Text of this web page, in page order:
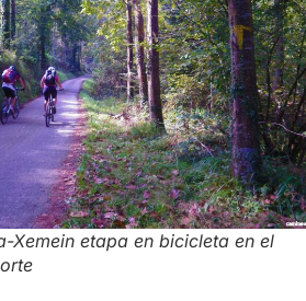
Xemein etapa en bicicleta en el